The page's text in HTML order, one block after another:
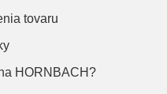
tovaru
HORNBACH?